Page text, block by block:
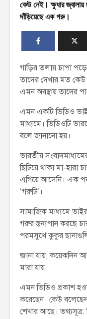
কেউ নেই। ক্ষুধার
দাঁড়িয়েছে এক গরু।
গাড়ির তলায় চাপা
তাদের দেখার মত কেউ
এমন অবস্থায় তাদের
এমন একটি ভিডিও
মাধ্যমে। ভিডিওটি
বলে জানানো হয়।
ভারতীয়
ছিটিয়ে থাকা মা-হারা
এগিয়ে আসেনি। এক
‘গরুটি’।
সামাজিক মাধ্যমে
গরুর স্তন্যপান করছে
পরমসুখে কুকুর
জানা যায়, কয়েকদিন
মারা যায়।
এমন ভিডিও প্রকাশ
করেছেন। কেউ
শেখার আছে। তথ্যসূত্র: